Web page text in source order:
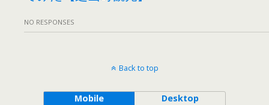
NO RESPONSES
Back to top
Mobile Desktop